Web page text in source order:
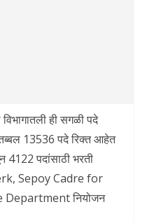
ही सगळी पदे
13536 पदे रिक्त आहेत
4122 पदांसाठी भरती
Sepoy Cadre for
Department नियोजन